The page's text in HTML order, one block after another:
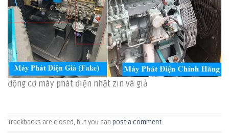
động cơ máy phát điện nhật zin và giả
Trackbacks are closed, but you can post a comment.